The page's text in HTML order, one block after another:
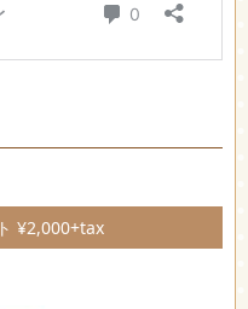
¥2,000+tax